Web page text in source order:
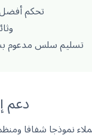
تحكم أفضل
تسليم سلس مدعوم
دعم
نموذجا شفافا